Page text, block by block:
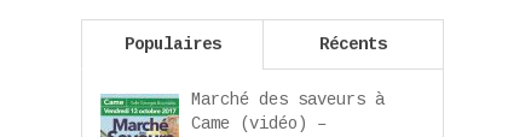
Populaires Récents
Marché des saveurs à
Came (vidéo) –